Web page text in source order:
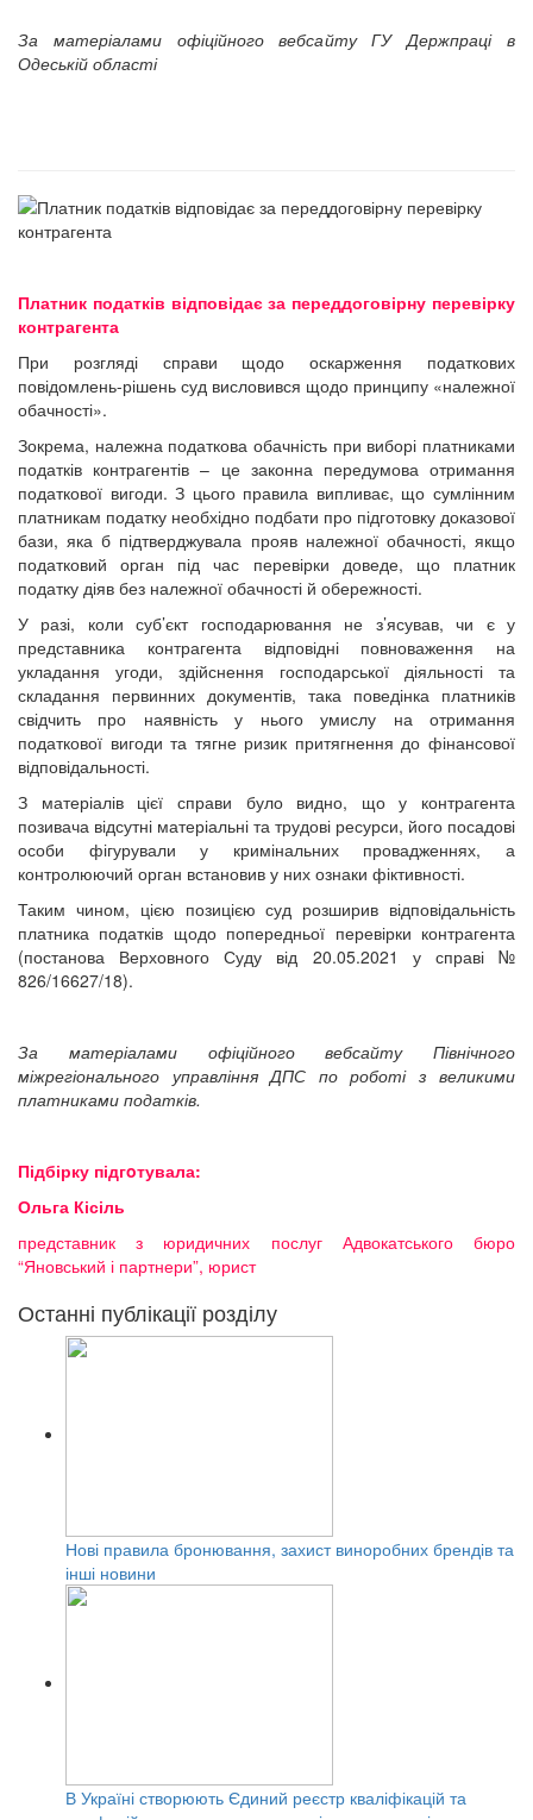
За матеріалами офіційного вебсайту ГУ Держпраці в
Одеській області
Платник податків відповідає за переддоговірну перевірку
контрагента
При розгляді справи щодо оскарження податкових
повідомлень-рішень суд висловився щодо принципу «належної
обачності».
Зокрема, належна податкова обачність при виборі платниками
податків контрагентів – це законна передумова отримання
податкової вигоди. З цього правила випливає, що сумлінним
платникам податку необхідно подбати про підготовку доказової
бази, яка б підтверджувала прояв належної обачності, якщо
податковий орган під час перевірки доведе, що платник
податку діяв без належної обачності й обережності.
У разі, коли суб’єкт господарювання не з’ясував, чи є у
представника контрагента відповідні повноваження на
укладання угоди, здійснення господарської діяльності та
складання первинних документів, така поведінка платників
свідчить про наявність у нього умислу на отримання
податкової вигоди та тягне ризик притягнення до фінансової
відповідальності.
З матеріалів цієї справи було видно, що у контрагента
позивача відсутні матеріальні та трудові ресурси, його посадові
особи фігурували у кримінальних провадженнях, а
контролюючий орган встановив у них ознаки фіктивності.
Таким чином, цією позицією суд розширив відповідальність
платника податків щодо попередньої перевірки контрагента
(постанова Верховного Суду від 20.05.2021 у справі №
826/16627/18).
За матеріалами офіційного вебсайту Північного
міжрегіонального управління ДПС по роботі з великими
платниками податків.
Підбірку підгoтувала:
Ольга Кісіль
представник з юридичних послуг Адвокатського бюро
“Яновський і партнери”, юрист
Останні публікації розділу
Нові правила бронювання, захист виноробних брендів та
інші новини
В Україні створюють Єдиний реєстр кваліфікацій та